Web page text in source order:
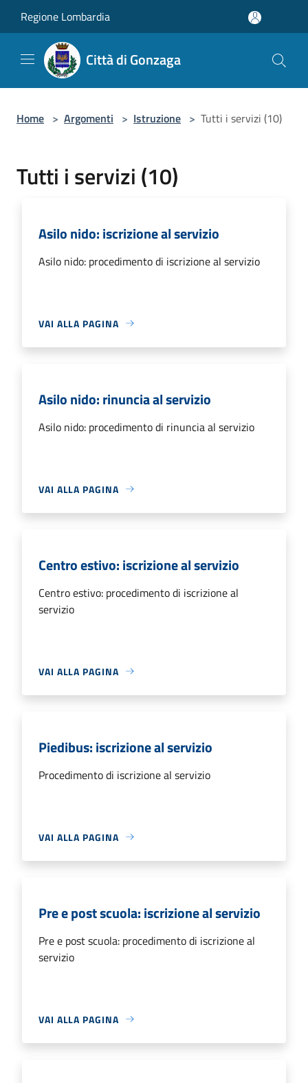
Regione Lombardia
Città di Gonzaga
Home > Argomenti > Istruzione > Tutti i servizi (10)
Tutti i servizi (10)
Asilo nido: iscrizione al servizio
Asilo nido: procedimento di iscrizione al servizio
VAI ALLA PAGINA
Asilo nido: rinuncia al servizio
Asilo nido: procedimento di rinuncia al servizio
VAI ALLA PAGINA
Centro estivo: iscrizione al servizio
Centro estivo: procedimento di iscrizione al
servizio
VAI ALLA PAGINA
Piedibus: iscrizione al servizio
Procedimento di iscrizione al servizio
VAI ALLA PAGINA
Pre e post scuola: iscrizione al servizio
Pre e post scuola: procedimento di iscrizione al
servizio
VAI ALLA PAGINA